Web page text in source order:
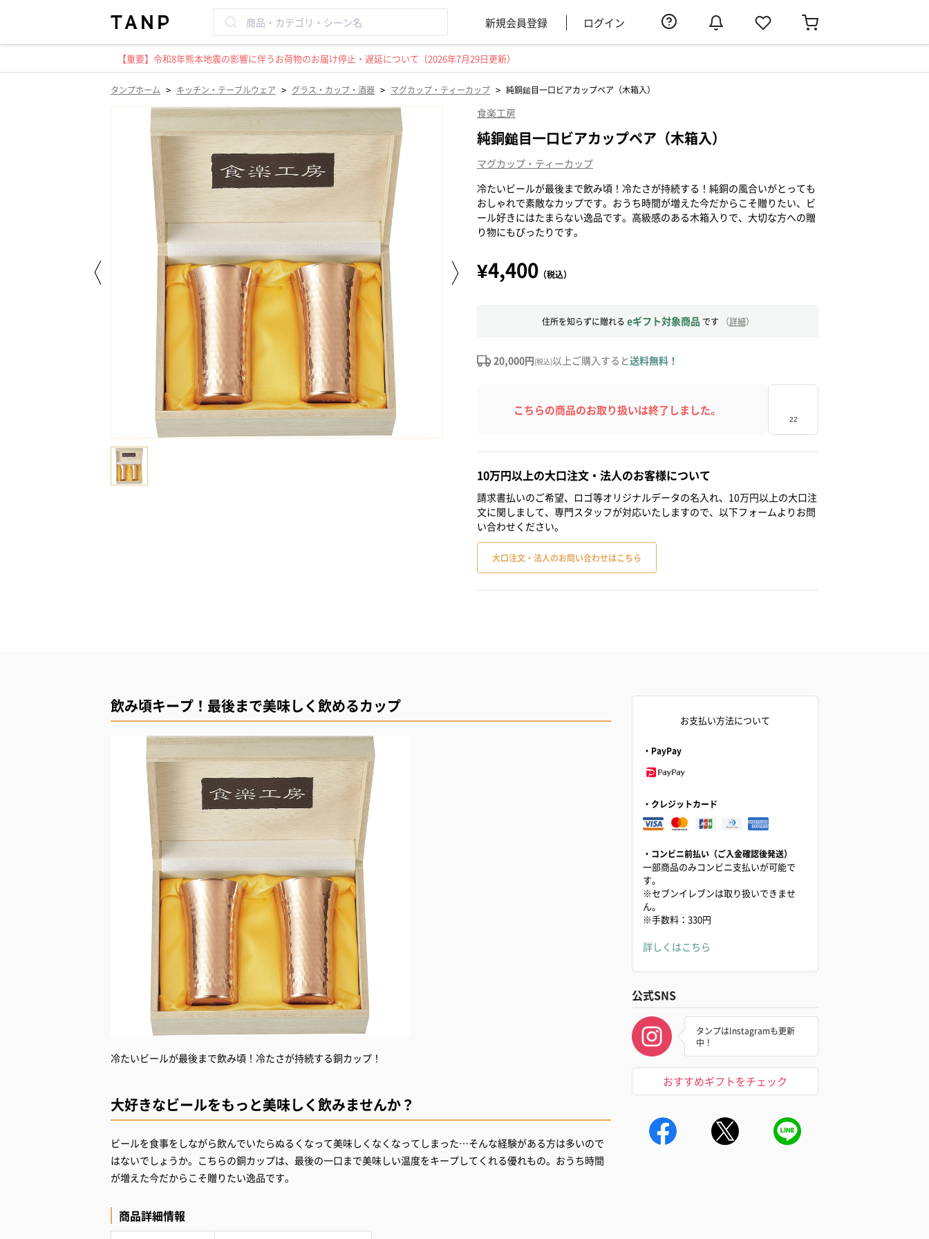
新規会員登録 ログイン
【重要】令和8年熊本地震の影響に伴うお荷物のお届け停止・遅延について（2026年7月29日更新）
タンプホーム > キッチン・テーブルウェア > グラス・カップ・酒器 > マグカップ・ティーカップ > 純銅鎚目一口ビアカップペア（木箱入）
食楽工房
純銅鎚目一口ビアカップペア（木箱入）
マグカップ・ティーカップ
冷たいビールが最後まで飲み頃！冷たさが持続する！純銅の風合いがとっても
おしゃれで素敵なカップです。おうち時間が増えた今だからこそ贈りたい、ビ
ール好きにはたまらない逸品です。高級感のある木箱入りで、大切な方への贈
り物にもぴったりです。
¥4,400 （税込）
住所を知らずに贈れる eギフト対象商品 です （詳細）
20,000円(税込)以上ご購入すると送料無料！
こちらの商品のお取り扱いは終了しました。
10万円以上の大口注文・法人のお客様について
請求書払いのご希望、ロゴ等オリジナルデータの名入れ、10万円以上の大口注
文に関しまして、専門スタッフが対応いたしますので、以下フォームよりお問
い合わせください。
大口注文・法人のお問い合わせはこちら
飲み頃キープ！最後まで美味しく飲めるカップ
大好きなビールをもっと美味しく飲みませんか？
ビールを食事をしながら飲んでいたらぬるくなって美味しくなくなってしまった…そんな経験がある方は多いので
はないでしょうか。こちらの銅カップは、最後の一口まで美味しい温度をキープしてくれる優れもの。おうち時間
が増えた今だからこそ贈りたい逸品です。
商品詳細情報
お支払い方法について
・PayPay
・クレジットカード
・コンビニ前払い（ご入金確認後発送）
一部商品のみコンビニ支払いが可能で
す。
※セブンイレブンは取り扱いできませ
ん。
※手数料：330円
詳しくはこちら
公式SNS
タンプはInstagramも更新
中！
おすすめギフトをチェック